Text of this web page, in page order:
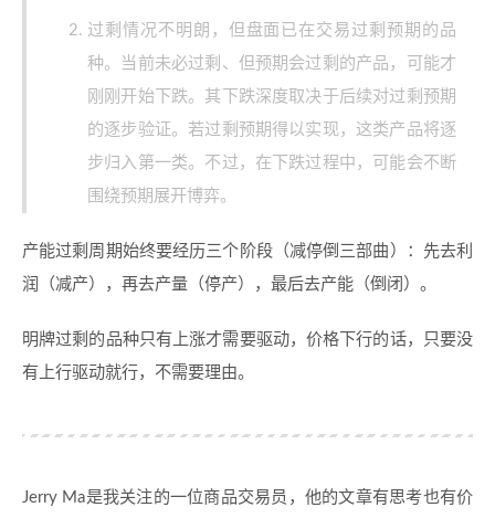
过剩情况不明朗，但盘面已在交易过剩预期的品
种。当前未必过剩、但预期会过剩的产品，可能才
刚刚开始下跌。其下跌深度取决于后续对过剩预期
的逐步验证。若过剩预期得以实现，这类产品将逐
步归入第一类。不过，在下跌过程中，可能会不断
围绕预期展开博弈。
产能过剩周期始终要经历三个阶段（减停倒三部曲）：先去利
润（减产），再去产量（停产），最后去产能（倒闭）。
明牌过剩的品种只有上涨才需要驱动，价格下行的话，只要没
有上行驱动就行，不需要理由。
Jerry Ma是我关注的一位商品交易员，他的文章有思考也有价